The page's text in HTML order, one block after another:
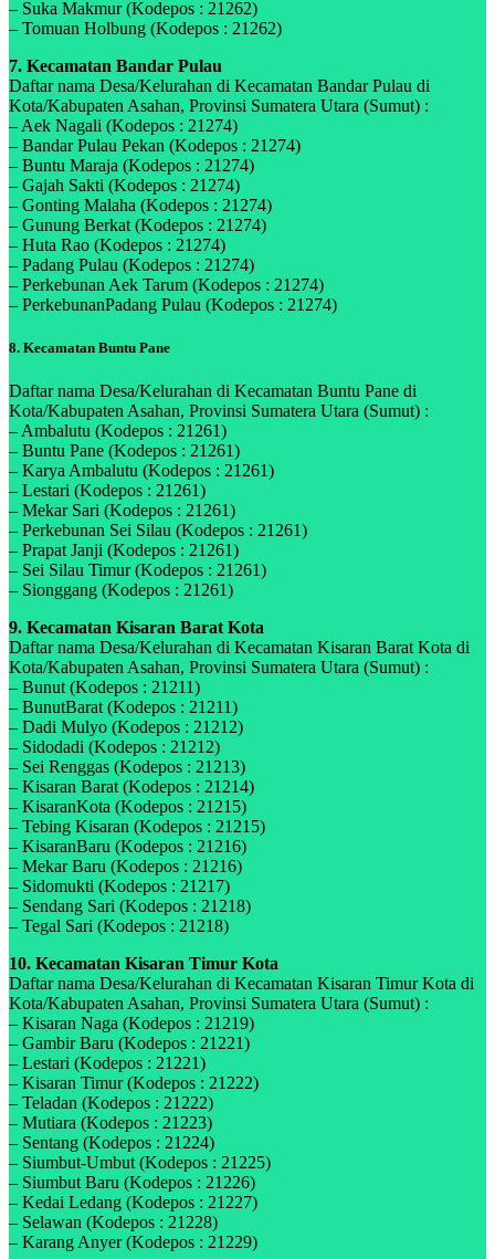
– Suka Makmur (Kodepos : 21262)
– Tomuan Holbung (Kodepos : 21262)
7. Kecamatan Bandar Pulau
Daftar nama Desa/Kelurahan di Kecamatan Bandar Pulau di
Kota/Kabupaten Asahan, Provinsi Sumatera Utara (Sumut) :
– Aek Nagali (Kodepos : 21274)
– Bandar Pulau Pekan (Kodepos : 21274)
– Buntu Maraja (Kodepos : 21274)
– Gajah Sakti (Kodepos : 21274)
– Gonting Malaha (Kodepos : 21274)
– Gunung Berkat (Kodepos : 21274)
– Huta Rao (Kodepos : 21274)
– Padang Pulau (Kodepos : 21274)
– Perkebunan Aek Tarum (Kodepos : 21274)
– PerkebunanPadang Pulau (Kodepos : 21274)
8. Kecamatan Buntu Pane
Daftar nama Desa/Kelurahan di Kecamatan Buntu Pane di
Kota/Kabupaten Asahan, Provinsi Sumatera Utara (Sumut) :
– Ambalutu (Kodepos : 21261)
– Buntu Pane (Kodepos : 21261)
– Karya Ambalutu (Kodepos : 21261)
– Lestari (Kodepos : 21261)
– Mekar Sari (Kodepos : 21261)
– Perkebunan Sei Silau (Kodepos : 21261)
– Prapat Janji (Kodepos : 21261)
– Sei Silau Timur (Kodepos : 21261)
– Sionggang (Kodepos : 21261)
9. Kecamatan Kisaran Barat Kota
Daftar nama Desa/Kelurahan di Kecamatan Kisaran Barat Kota di
Kota/Kabupaten Asahan, Provinsi Sumatera Utara (Sumut) :
– Bunut (Kodepos : 21211)
– BunutBarat (Kodepos : 21211)
– Dadi Mulyo (Kodepos : 21212)
– Sidodadi (Kodepos : 21212)
– Sei Renggas (Kodepos : 21213)
– Kisaran Barat (Kodepos : 21214)
– KisaranKota (Kodepos : 21215)
– Tebing Kisaran (Kodepos : 21215)
– KisaranBaru (Kodepos : 21216)
– Mekar Baru (Kodepos : 21216)
– Sidomukti (Kodepos : 21217)
– Sendang Sari (Kodepos : 21218)
– Tegal Sari (Kodepos : 21218)
10. Kecamatan Kisaran Timur Kota
Daftar nama Desa/Kelurahan di Kecamatan Kisaran Timur Kota di
Kota/Kabupaten Asahan, Provinsi Sumatera Utara (Sumut) :
– Kisaran Naga (Kodepos : 21219)
– Gambir Baru (Kodepos : 21221)
– Lestari (Kodepos : 21221)
– Kisaran Timur (Kodepos : 21222)
– Teladan (Kodepos : 21222)
– Mutiara (Kodepos : 21223)
– Sentang (Kodepos : 21224)
– Siumbut-Umbut (Kodepos : 21225)
– Siumbut Baru (Kodepos : 21226)
– Kedai Ledang (Kodepos : 21227)
– Selawan (Kodepos : 21228)
– Karang Anyer (Kodepos : 21229)